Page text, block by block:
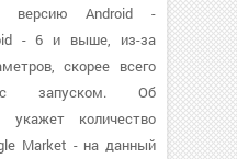
версию Android -
- 6 и выше, из-за
скорее всего
запуском. Об
укажет количество
Market - на данный